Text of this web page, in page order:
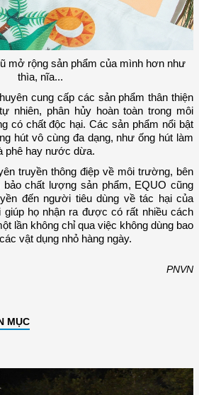
mở rộng sản phẩm của mình hơn như
thìa, nĩa...
cung cấp các sản phẩm thân thiện
nhiên, phân hủy hoàn toàn trong môi
có chất độc hại. Các sản phẩm nổi bật
hút vô cùng đa dạng, như ống hút làm
phê hay nước dừa.
truyền thông điệp về môi trường, bên
chất lượng sản phẩm, EQUO cũng
đến người tiêu dùng về tác hại của
giúp họ nhận ra được có rất nhiều cách
lần không chỉ qua việc không dùng bao
vật dụng nhỏ hàng ngày.
PNVN
MỤC